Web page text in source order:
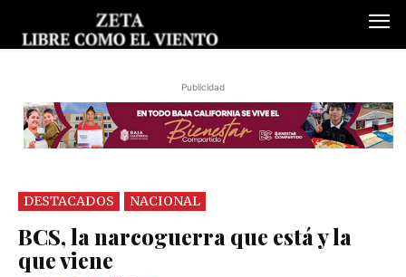
Publicidad
DESTACADOS NACIONAL
BCS, la narcoguerra que está y la
que viene